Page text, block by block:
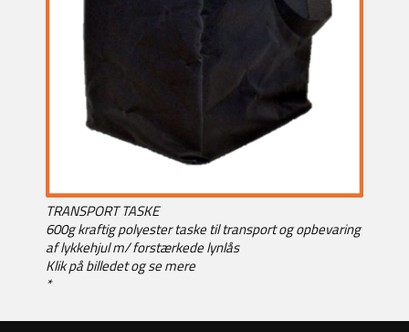
TRANSPORT TASKE
600g kraftig polyester taske til transport og opbevaring
af lykkehjul m/ forstærkede lynlås
Klik på billedet og se mere
*